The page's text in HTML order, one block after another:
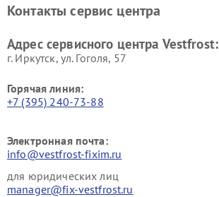
Vestfrost
Контакты сервис центра
Адрес сервисного центра Vestfrost:
г. Иркутск, ул. ​Гоголя, 57
Горячая линия:
+7 (395) 240-73-88
Электронная почта:
info@vestfrost-fixim.ru
для юридических лиц
manager@fix-vestfrost.ru